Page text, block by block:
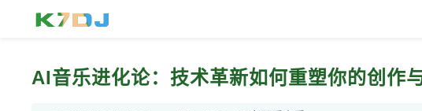
AI音乐进化论：技术革新如何重塑你的创作